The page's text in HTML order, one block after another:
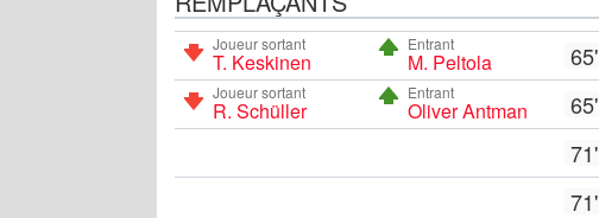
Joueur sortant
T. Keskinen
Entrant
M. Peltola 65'
Joueur sortant
R. Schüller
Entrant
Oliver Antman
65'
71'
71'